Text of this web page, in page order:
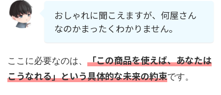
おしゃれに聞こえますが、何屋さん
なのかまったくわかりません。
ここに必要なのは、 「この商品を使えば、あなたは
こうなれる」という具体的な未来の約束です。